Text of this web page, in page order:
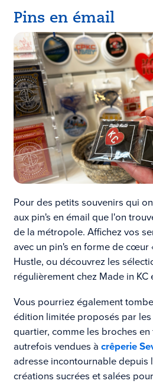
Pins en émail
Pour des petits souvenirs qui
aux pin's en émail que l'on
de la métropole. Affichez vos
avec un pin's en forme de cœur
Hustle, ou découvrez les
régulièrement chez Made in KC
Vous pourriez également
édition limitée proposés par
quartier, comme les broches
autrefois vendues à crêperie
adresse incontournable depuis
créations sucrées et salées